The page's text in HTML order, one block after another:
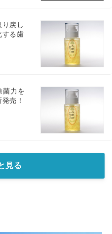
戻し
る歯
菌力を
売！
見る